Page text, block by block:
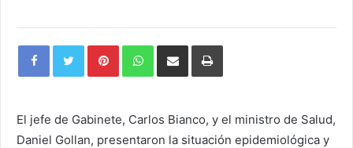
PinterestWhatsAppShare
Email
Print
El jefe de Gabinete, Carlos Bianco, y el ministro de Salud,
Daniel Gollan, presentaron la situación epidemiológica y